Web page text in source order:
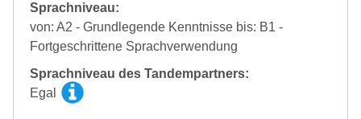
Sprachniveau:
von: A2 - Grundlegende Kenntnisse bis: B1 -
Fortgeschrittene Sprachverwendung
Sprachniveau des Tandempartners:
Egal